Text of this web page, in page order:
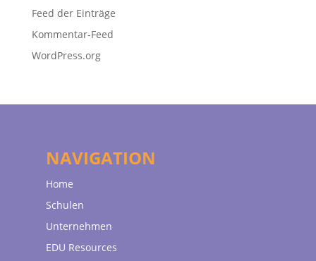
Feed der Einträge
Kommentar-Feed
WordPress.org
NAVIGATION
Home
Schulen
Unternehmen
EDU Resources